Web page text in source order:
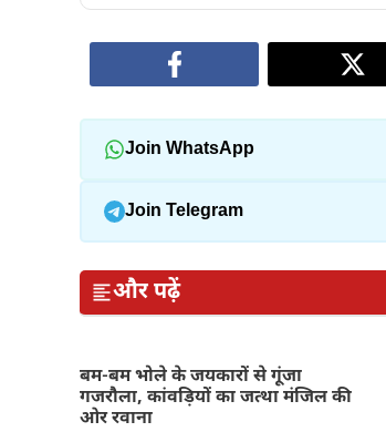
Join WhatsApp
Join Telegram
और पढ़ें
बम-बम भोले के जयकारों से गूंजा
गजरौला, कांवड़ियों का जत्था मंजिल की
ओर रवाना